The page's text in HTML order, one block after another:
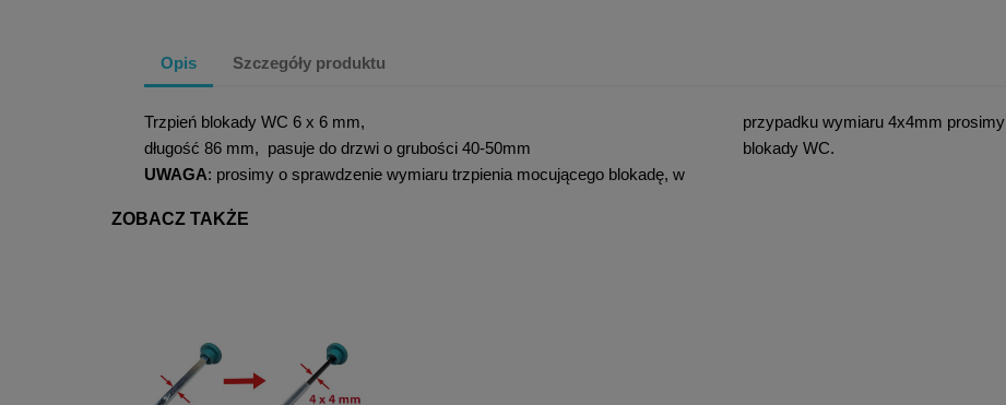
Opis Szczegóły produktu
Trzpień blokady WC 6 x 6 mm,
długość 86 mm, pasuje do drzwi o grubości 40-50mm
UWAGA: prosimy o sprawdzenie wymiaru trzpienia mocującego blokadę, w
przypadku wymiaru 4x4mm prosimy
blokady WC.
ZOBACZ TAKŻE